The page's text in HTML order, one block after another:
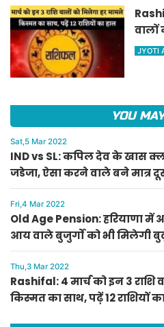
वालों
JYOTI
YOU
Sat,5 Mar 2022
IND vs SL: कपिल देव के खास
जडेजा, ऐसा करने वाले बने मात्र
Fri,4 Mar 2022
Old Age Pension: हरियाणा में
आय वाले बुजुर्गों को भी मिलेगी
लाल का ऐलान
Thu,3 Mar 2022
Rashifal: 4 मार्च को इन 3
किस्मत का साथ, पढ़ें 12 राशियों